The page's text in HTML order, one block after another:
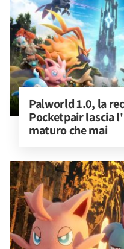
Palworld 1.0, la
Pocketpair lascia
maturo che mai